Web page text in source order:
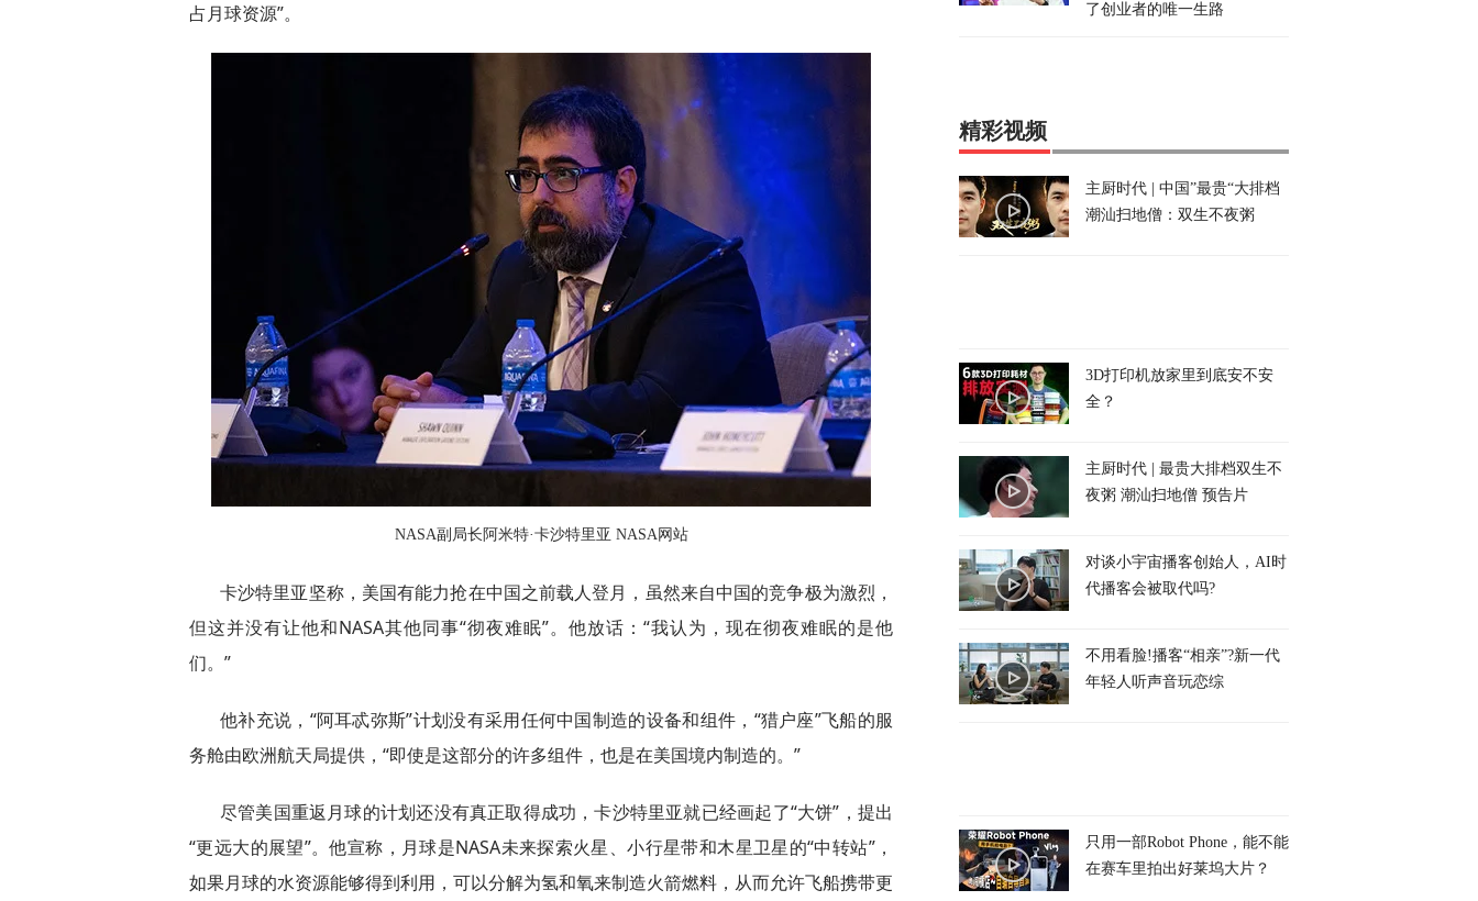
占月球资源”。
NASA副局长阿米特·卡沙特里亚 NASA网站
卡沙特里亚坚称，美国有能力抢在中国之前载人登月，虽然来自中国的竞争极为激烈，
但这并没有让他和NASA其他同事“彻夜难眠”。他放话：“我认为，现在彻夜难眠的是他
们。”
他补充说，“阿耳忒弥斯”计划没有采用任何中国制造的设备和组件，“猎户座”飞船的服
务舱由欧洲航天局提供，“即使是这部分的许多组件，也是在美国境内制造的。”
尽管美国重返月球的计划还没有真正取得成功，卡沙特里亚就已经画起了“大饼”，提出
“更远大的展望”。他宣称，月球是NASA未来探索火星、小行星带和木星卫星的“中转站”，
如果月球的水资源能够得到利用，可以分解为氢和氧来制造火箭燃料，从而允许飞船携带更
了创业者的唯一生路
精彩视频
主厨时代 | 中国”最贵“大排档
潮汕扫地僧：双生不夜粥
3D打印机放家里到底安不安
全？
主厨时代 | 最贵大排档双生不
夜粥 潮汕扫地僧 预告片
对谈小宇宙播客创始人，AI时
代播客会被取代吗?
不用看脸!播客“相亲”?新一代
年轻人听声音玩恋综
只用一部Robot Phone，能不能
在赛车里拍出好莱坞大片？